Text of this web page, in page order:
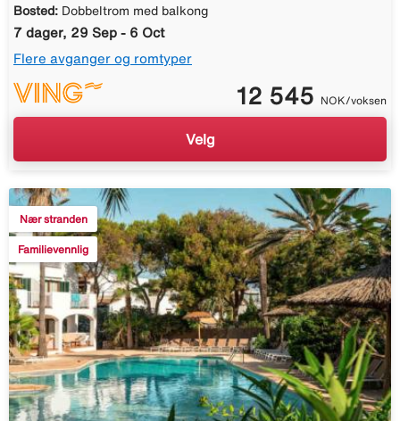
Bosted: Dobbeltrom med balkong
7 dager, 29 Sep - 6 Oct
Flere avganger og romtyper
12 545 NOK/voksen
Velg
Nær stranden
Familievennlig